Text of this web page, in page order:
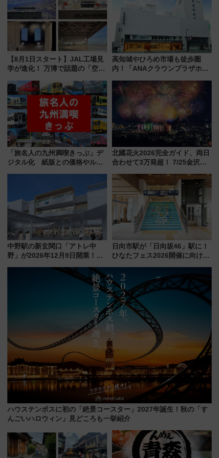
店舗も！】
【8月1日スタート】JAL工場見
学が進化！ 万博で話題の「空飛
限定の歴代制服仮想試着体験も
レポート
高知城やひろめ市場も徒歩圏
内！「ANAクラウンプラザホテ
「旅名人の九州満喫きっぷ」デ
ジタル化 紙版との価格やルー
北國花火2026完全ガイド、両日
合わせて3万発超！ 7/25金沢大
会の日程・アクセス・観覧席ま
とめ（石川県）
中野駅の新玄関口「アトレ中
野」が2026年12月9日開業！新
日向市駅が「日向坂46」駅に！
ひなたフェス2026開催に向けJR
全力応援 夜行列車「ドリーム
おひさま号」も走る
ハウステンボスに初の「絶景コースター」2027年誕生！秋の「す
んごいハロウィン」見どころも一挙紹介